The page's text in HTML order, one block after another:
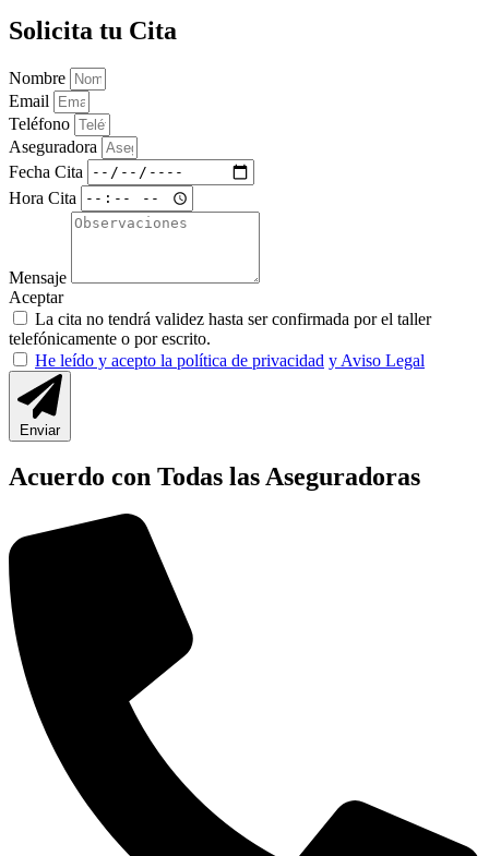
Solicita tu Cita
Nombre
Email
Teléfono
Aseguradora
Fecha Cita
Hora Cita
Mensaje
Aceptar
La cita no tendrá validez hasta ser confirmada por el taller
telefónicamente o por escrito.
He leído y acepto la política de privacidad y Aviso Legal
Enviar
Acuerdo con Todas las Aseguradoras